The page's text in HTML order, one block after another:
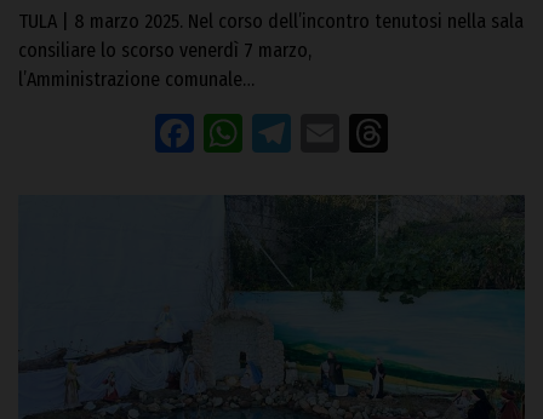
TULA | 8 marzo 2025. Nel corso dell’incontro tenutosi nella sala
consiliare lo scorso venerdì 7 marzo,
l’Amministrazione comunale…
Facebook
WhatsApp
Telegram
Email